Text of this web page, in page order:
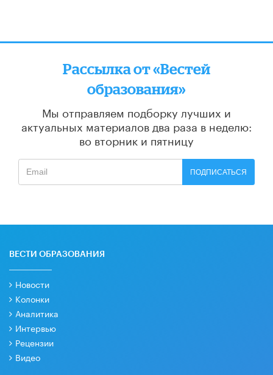
Рассылка от «Вестей
образования»
Мы отправляем подборку лучших и
актуальных материалов два раза в неделю:
во вторник и пятницу
ПОДПИСАТЬСЯ
ВЕСТИ ОБРАЗОВАНИЯ
Новости
Колонки
Аналитика
Интервью
Рецензии
Видео